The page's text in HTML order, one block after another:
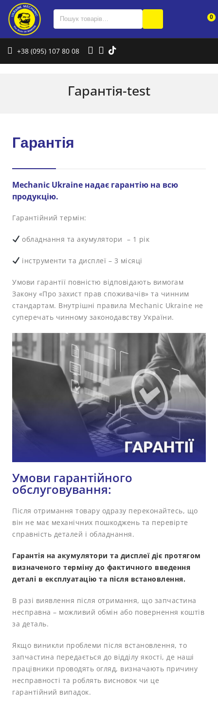
0
+38 (095) 107 80 08
Гарантія-test
Гарантія
Mechanic Ukraine надає гарантію на всю
продукцію.
Гарантійний термін:
обладнання та акумулятори – 1 рік
інструменти та дисплеї – 3 місяці
Умови гарантії повністю відповідають вимогам
Закону «Про захист прав споживачів» та чинним
стандартам. Внутрішні правила Mechanic Ukraine не
суперечать чинному законодавству України.
Умови гарантійного
обслуговування:
Після отримання товару одразу переконайтесь, що
він не має механічних пошкоджень та перевірте
справність деталей і обладнання.
Гарантія на акумулятори та дисплеї діє протягом
визначеного терміну до фактичного введення
деталі в експлуатацію та після встановлення.
В разі виявлення після отримання, що запчастина
несправна – можливий обмін або повернення коштів
за деталь.
Якщо виникли проблеми після встановлення, то
запчастина передається до відділу якості, де наші
працівники проводять огляд, визначають причину
несправності та роблять висновок чи це
гарантійний випадок.